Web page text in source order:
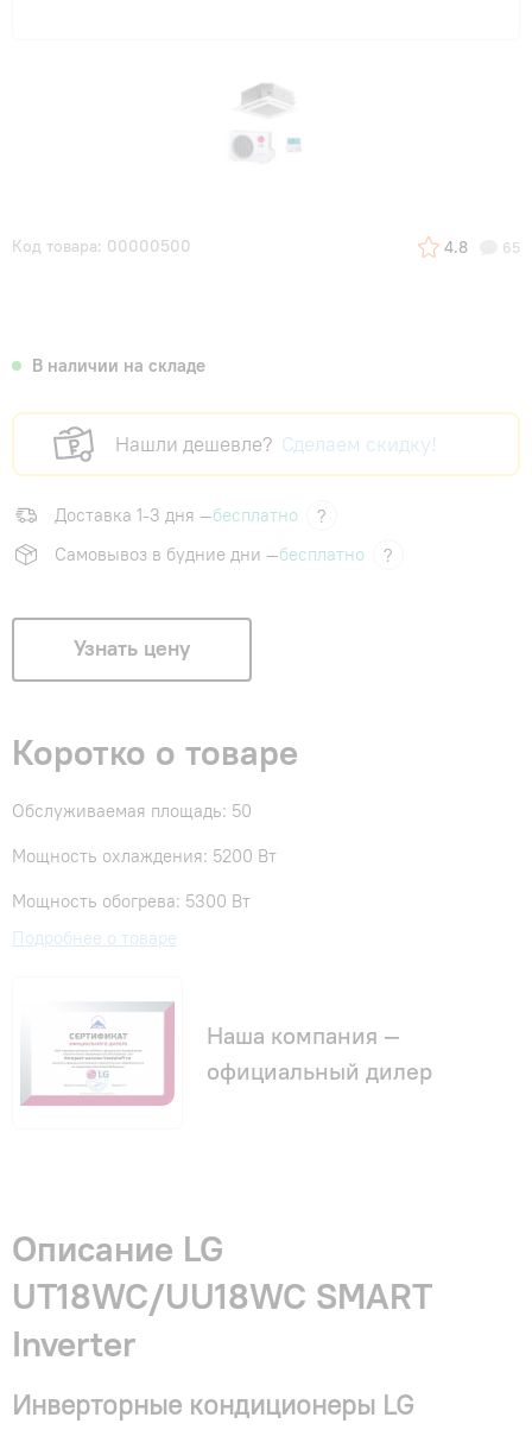
Код товара: 00000500 4.8 65
В наличии на складе
Нашли дешевле? Сделаем скидку!
Доставка 1-3 дня —бесплатно
?
Самовывоз в будние дни —бесплатно ?
Узнать цену
Коротко о товаре
Обслуживаемая площадь: 50
Мощность охлаждения: 5200 Вт
Мощность обогрева: 5300 Вт
Подробнее о товаре
Наша компания —
официальный дилер
Описание LG
UT18WC/UU18WC SMART
Inverter
Инверторные кондиционеры LG